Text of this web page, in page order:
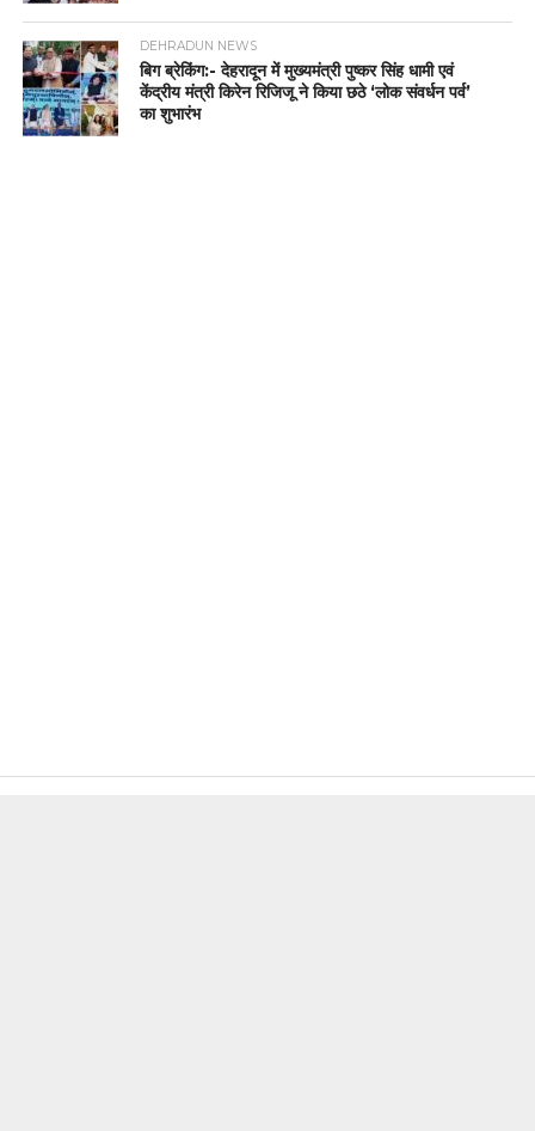
DEHRADUN NEWS
बिग ब्रेकिंग:- देहरादून में मुख्यमंत्री पुष्कर सिंह धामी एवं
केंद्रीय मंत्री किरेन रिजिजू ने किया छठे ‘लोक संवर्धन पर्व’
का शुभारंभ